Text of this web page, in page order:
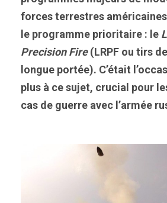
forces terrestres
le programme prioritaire : le
Precision Fire(LRPF ou tirs
longue portée). C’était
plus à ce sujet, crucial pour
cas de guerre avec l’armée